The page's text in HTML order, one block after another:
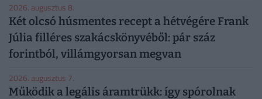
2026. augusztus 8.
Két olcsó húsmentes recept a hétvégére Frank
Júlia filléres szakácskönyvéből: pár száz
forintból, villámgyorsan megvan
2026. augusztus 7.
Működik a legális áramtrükk: így spórolnak